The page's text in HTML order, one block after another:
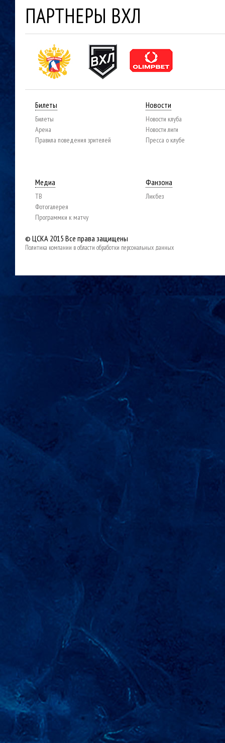
ПАРТНЕРЫ ВХЛ
Билеты
Билеты
Арена
Правила поведения зрителей
Новости
Новости клуба
Новости лиги
Пресса о клубе
Медиа
ТВ
Фотогалерея
Программки к матчу
Фанзона
Ликбез
© ЦСКА 2015 Все права защищены
Политика компании в области обработки персональных данных